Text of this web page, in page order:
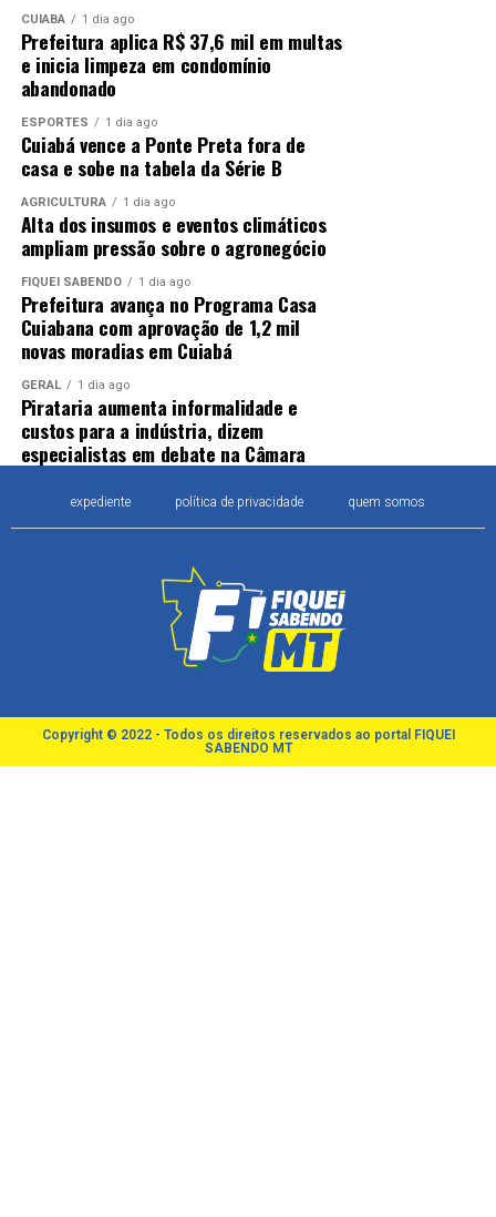
CUIABÁ 1 dia ago
Prefeitura aplica R$ 37,6 mil em multas
e inicia limpeza em condomínio
abandonado
ESPORTES 1 dia ago
Cuiabá vence a Ponte Preta fora de
casa e sobe na tabela da Série B
AGRICULTURA 1 dia ago
Alta dos insumos e eventos climáticos
ampliam pressão sobre o agronegócio
FIQUEI SABENDO 1 dia ago
Prefeitura avança no Programa Casa
Cuiabana com aprovação de 1,2 mil
novas moradias em Cuiabá
GERAL 1 dia ago
Pirataria aumenta informalidade e
custos para a indústria, dizem
especialistas em debate na Câmara
expediente política de privacidade quem somos
Copyright © 2022 - Todos os direitos reservados ao portal FIQUEI
SABENDO MT